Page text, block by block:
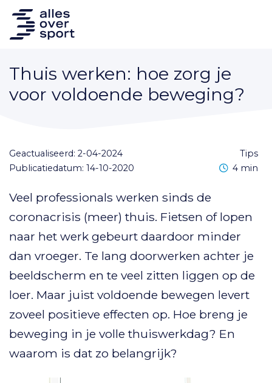
Thuis werken: hoe zorg je
voor voldoende beweging?
tips
Geactualiseerd: 2-04-2024
Publicatiedatum: 14-10-2020
Leestijd
4 min
Veel professionals werken sinds de
coronacrisis (meer) thuis. Fietsen of lopen
naar het werk gebeurt daardoor minder
dan vroeger. Te lang doorwerken achter je
beeldscherm en te veel zitten liggen op de
loer. Maar juist voldoende bewegen levert
zoveel positieve effecten op. Hoe breng je
beweging in je volle thuiswerkdag? En
waarom is dat zo belangrijk?